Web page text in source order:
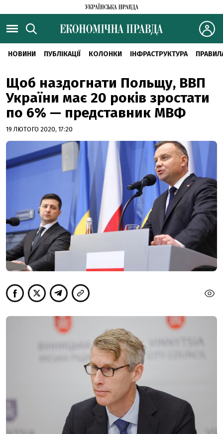
НОВИНИ ПУБЛІКАЦІЇ КОЛОНКИ ІНФРАСТРУКТУРА
Щоб наздогнати Польщу, ВВП
України має 20 років зростати
по 6% — представник МВФ
19 ЛЮТОГО 2020, 17:20